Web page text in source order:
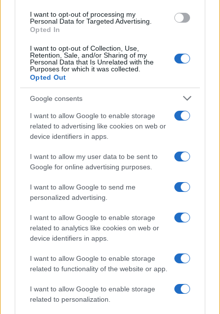
I want to opt-out of processing my
Personal Data for Targeted Advertising.
Opted In
I want to opt-out of Collection, Use,
Retention, Sale, and/or Sharing of my
Personal Data that Is Unrelated with the
Purposes for which it was collected.
Opted Out
Google consents
I want to allow Google to enable storage
related to advertising like cookies on web or
device identifiers in apps.
I want to allow my user data to be sent to
Google for online advertising purposes.
I want to allow Google to send me
personalized advertising.
I want to allow Google to enable storage
related to analytics like cookies on web or
device identifiers in apps.
I want to allow Google to enable storage
related to functionality of the website or app.
I want to allow Google to enable storage
related to personalization.
Continua a leggere
FUORI PORTA